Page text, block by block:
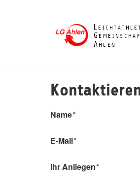
Name*
E-Mail*
Ihr Anliegen*